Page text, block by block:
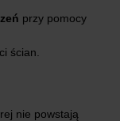
przy pomocy
ścian.
nie powstają